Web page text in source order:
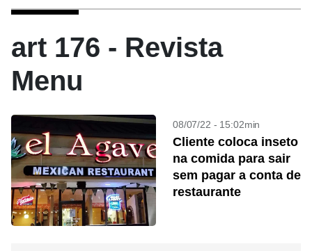
art 176 - Revista
Menu
08/07/22 - 15:02min
Cliente coloca inseto
na comida para sair
sem pagar a conta de
restaurante